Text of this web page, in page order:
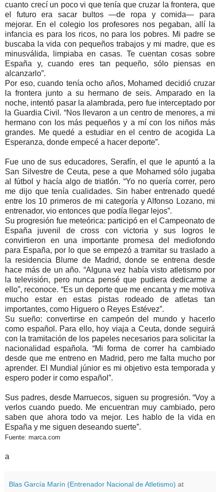
cuanto crecí un poco vi que tenía que cruzar la frontera, que
el futuro era sacar bultos —de ropa y comida— para
mejorar. En el colegio los profesores nos pegaban, allí la
infancia es para los ricos, no para los pobres. Mi padre se
buscaba la vida con pequeños trabajos y mi madre, que es
minusválida, limpiaba en casas. Te cuentan cosas sobre
España y, cuando eres tan pequeño, sólo piensas en
alcanzarlo”.
Por eso, cuando tenía ocho años, Mohamed decidió cruzar
la frontera junto a su hermano de seis. Amparado en la
noche, intentó pasar la alambrada, pero fue interceptado por
la Guardia Civil. “Nos llevaron a un centro de menores, a mi
hermano con los más pequeños y a mí con los niños más
grandes. Me quedé a estudiar en el centro de acogida La
Esperanza, donde empecé a hacer deporte”.
Fue uno de sus educadores, Serafín, el que le apuntó a la
San Silvestre de Ceuta, pese a que Mohamed sólo jugaba
al fútbol y hacía algo de triatlón. “Yo no quería correr, pero
me dijo que tenía cualidades. Sin haber entrenado quedé
entre los 10 primeros de mi categoría y Alfonso Lozano, mi
entrenador, vio entonces que podía llegar lejos”.
Su progresión fue meteórica: participó en el Campeonato de
España juvenil de cross con victoria y sus logros le
convirtieron en una importante promesa del mediofondo
para España, por lo que se empezó a tramitar su traslado a
la residencia Blume de Madrid, donde se entrena desde
hace más de un año. “Alguna vez había visto atletismo por
la televisión, pero nunca pensé que pudiera dedicarme a
ello”, reconoce. “Es un deporte que me encanta y me motiva
mucho estar en estas pistas rodeado de atletas tan
importantes, como Higuero o Reyes Estévez”.
Su sueño: convertirse en campeón del mundo y hacerlo
como español. Para ello, hoy viaja a Ceuta, donde seguirá
con la tramitación de los papeles necesarios para solicitar la
nacionalidad española. “Mi forma de correr ha cambiado
desde que me entreno en Madrid, pero me falta mucho por
aprender. El Mundial júnior es mi objetivo esta temporada y
espero poder ir como español”.
Sus padres, desde Marruecos, siguen su progresión. “Voy a
verlos cuando puedo. Me encuentran muy cambiado, pero
saben que ahora todo va mejor. Les hablo de la vida en
España y me siguen deseando suerte”.
Fuente: marca.com
a
Blas García Marín (Entrenador Nacional de Atletismo) at